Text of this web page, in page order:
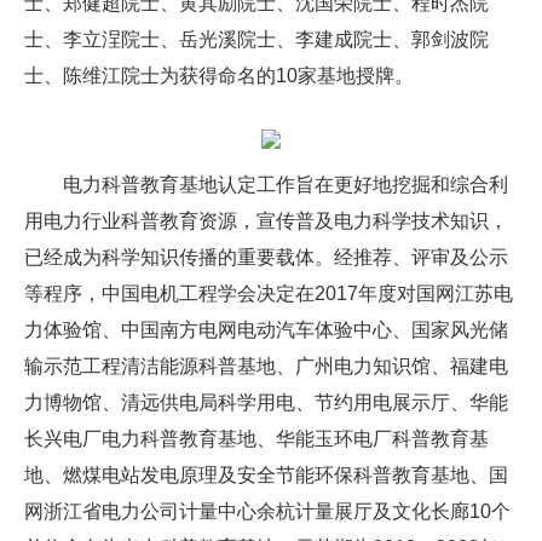
士、李立浧院士、岳光溪院士、李建成院士、郭剑波院
士、陈维江院士为获得命名的10家基地授牌。
电力科普教育基地认定工作旨在更好地挖掘和综合利
用电力行业科普教育资源，宣传普及电力科学技术知识，
已经成为科学知识传播的重要载体。经推荐、评审及公示
等程序，中国电机工程学会决定在2017年度对国网江苏电
力体验馆、中国南方电网电动汽车体验中心、国家风光储
输示范工程清洁能源科普基地、广州电力知识馆、福建电
力博物馆、清远供电局科学用电、节约用电展示厅、华能
长兴电厂电力科普教育基地、华能玉环电厂科普教育基
地、燃煤电站发电原理及安全节能环保科普教育基地、国
网浙江省电力公司计量中心余杭计量展厅及文化长廊10个